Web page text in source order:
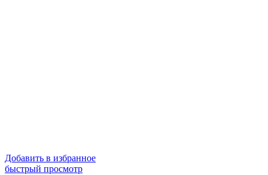
Добавить в избранное
быстрый просмотр